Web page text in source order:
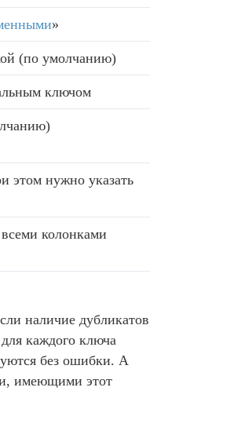
»
(по умолчанию)
ключом
этом нужно указать
колонками
наличие дубликатов
каждого ключа
без ошибки. А
имеющими этот